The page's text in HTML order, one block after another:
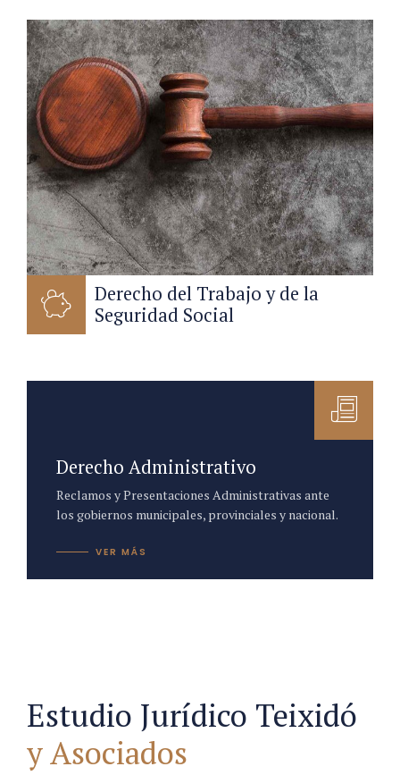
Derecho del Trabajo y de la
Seguridad Social
Derecho Administrativo
Reclamos y Presentaciones Administrativas ante
los gobiernos municipales, provinciales y nacional.
VER MÁS
Estudio Jurídico Teixidó
y Asociados